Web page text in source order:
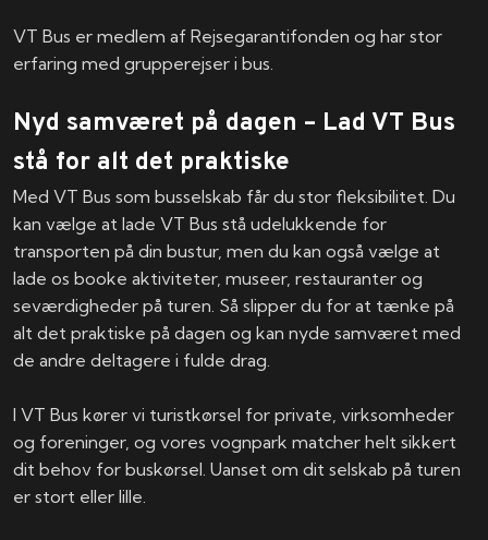
VT Bus er medlem af Rejsegarantifonden og har stor
erfaring med grupperejser i bus.
Nyd samværet på dagen – Lad VT Bus
stå for alt det praktiske
Med VT Bus som busselskab får du stor fleksibilitet. Du
kan vælge at lade VT Bus stå udelukkende for
transporten på din bustur, men du kan også vælge at
lade os booke aktiviteter, museer, restauranter og
seværdigheder på turen. Så slipper du for at tænke på
alt det praktiske på dagen og kan nyde samværet med
de andre deltagere i fulde drag.
I VT Bus kører vi turistkørsel for private, virksomheder
og foreninger, og vores vognpark matcher helt sikkert
dit behov for buskørsel. Uanset om dit selskab på turen
er stort eller lille.